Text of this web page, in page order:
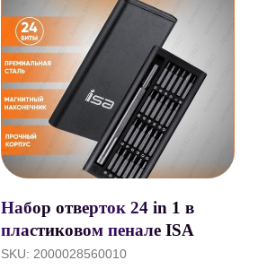
Набор отверток 24 in 1 в
пластиковом пенале ISA
SKU: 2000028560010